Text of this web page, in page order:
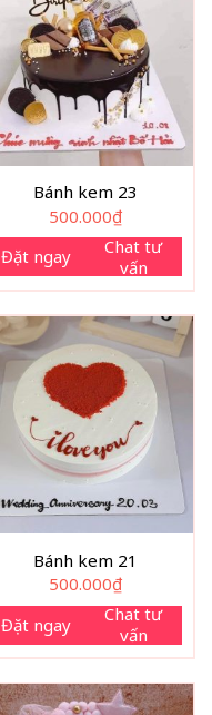
Bánh kem 23
500.000₫
Đặt ngay
Chat tư
vấn
Bánh kem 21
500.000₫
Đặt ngay
Chat tư
vấn